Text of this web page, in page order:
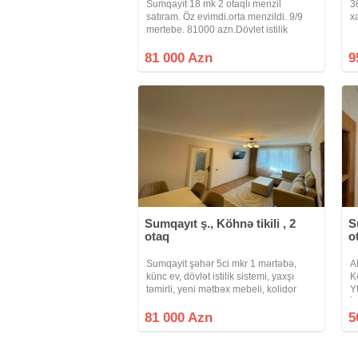
Sumqayıt 18 mk 2 otaqlı menzil
satıram. Öz evimdi.orta menzildi. 9/9
mertebe. 81000 azn.Dövlet istilik
vurulduqdan sonra heç bir nemliy
81 000 Azn
Sumqayıt ş., Köhnə tikili , 2
otaq
Sumqayit şəhər 5ci mkr 1 mərtəbə,
künc ev, dövlət istilik sistemi, yaxşı
təmirli, yeni mətbəx mebeli, kolidor
Kunc oldugu ucun izolasiya olunub
81 000 Azn